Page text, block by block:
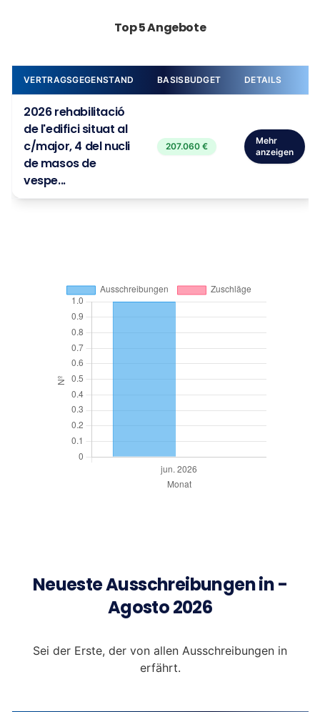
Top 5 Angebote
VERTRAGSGEGENSTAND BASISBUDGET DETAILS
2026 rehabilitació
de l'edifici situat al
c/major, 4 del nucli
de masos de
vespe...
207.060 €
Mehr
anzeigen
Neueste Ausschreibungen in -
Agosto 2026
Sei der Erste, der von allen Ausschreibungen in
erfährt.